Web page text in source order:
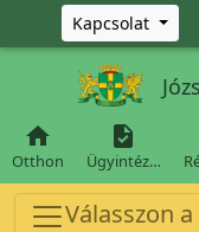
Ugrás a fő tartalomra
Kapcsolat

Otthon

Ügyintéz…
Válasszon